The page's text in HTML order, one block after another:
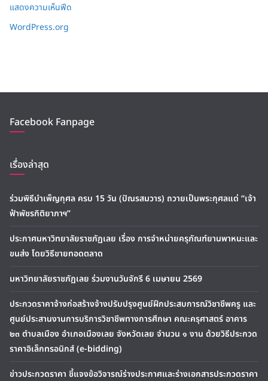
แสดงความเห็นฟีด
WordPress.org
Facebook Fanpage
เรื่องล่าสุด
ร่วมพิธีบำเพ็ญกุศล ครบ 15 วัน (ปัณรสมวาร) ถวายเป็นพระกุศลแด่ “เจ้า
ฟ้าพัชรกิติยาภาฯ”
ประกาศมหาวิทยาลัยราชภัฏเลย เรื่อง การจำหน่ายครุภัณฑ์ยานพาหนะและ
ขนส่ง โดยวิธีขายทอดตลาด
มหาวิทยาลัยราชภัฏเลย ร่วมงานวันจักรี 6 เมษายน 2569
ประกวดราคาจ้างก่อสร้างจ้างปรับปรุงศูนย์ฝึกประสบการณ์วิชาชีพครู และ
ศูนย์ประสานงานการบริการวิชาชีพทางการศึกษา คณะครุศาสตร์ อาคาร
๒๓ ตำบลเมือง อำเภอเมืองเลย จังหวัดเลย จำนวน ๑ งาน ด้วยวิธีประกวด
ราคาอิเล็กทรอนิกส์ (e-bidding)
ข่าวประกวดราคา ชี้แจงข้อวิจารณ์ร่างประกาศและร่างเอกสารประกวดราคา